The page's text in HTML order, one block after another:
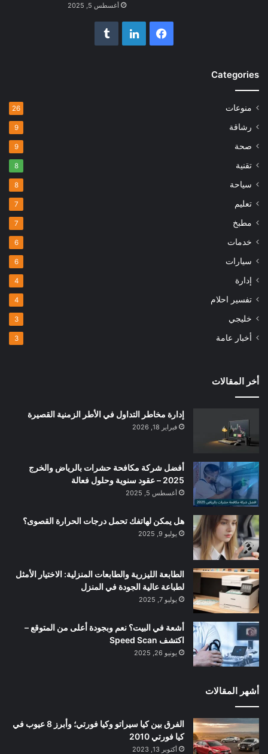
أغسطس 5, 2025
فيسبوكلينكدإن
‏Tumblr
Categories
منوعات 26
رشاقة 9
صحة 9
تقنية 8
سياحة 8
تعليم 7
مطبخ 7
خدمات 6
سيارات 6
إدارة 4
تفسير احلام 4
خليجي 3
أخبار عامة 3
أخر المقالات
إدارة مخاطر التداول في الأطر الزمنية القصيرة
فبراير 18, 2026
أفضل شركة مكافحة حشرات بالرياض والخرج
2025 – عقود سنوية وحلول فعالة
أغسطس 5, 2025
هل يمكن لهاتفك تحمل درجات الحرارة القصوى؟
يوليو 9, 2025
الطابعة الليزرية والطابعات المنزلية: الاختيار الأمثل
لطباعة عالية الجودة في المنزل
يوليو 7, 2025
أشعة في البيت؟ نعم وبجودة أعلى من المتوقع –
اكتشف Speed Scan
يونيو 26, 2025
أشهر المقالات
الفرق بين كيا سيراتو وكيا فورتي؛ وأبرز 8 عيوب في
كيا فورتي 2010
أكتوبر 13, 2023